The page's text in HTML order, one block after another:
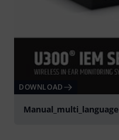
DOWNLOAD
Manual_multi_language